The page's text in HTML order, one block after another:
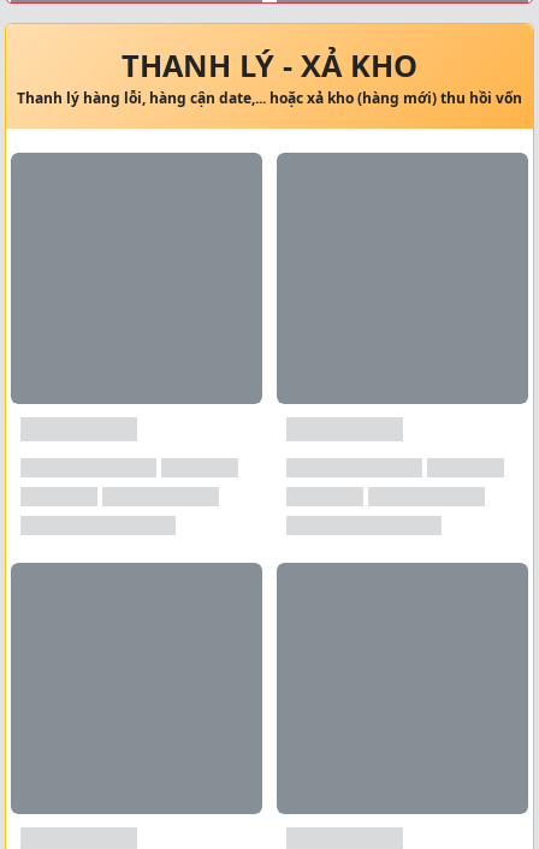
THANH LÝ - XẢ KHO
Thanh lý hàng lỗi, hàng cận date,... hoặc xả kho (hàng mới) thu hồi vốn